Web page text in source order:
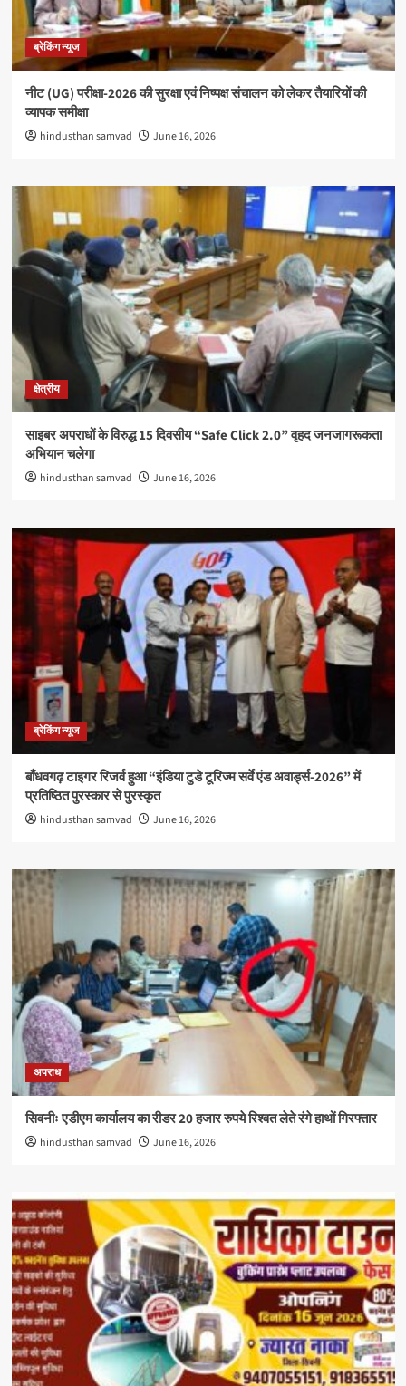
ब्रेकिंग न्यूज
नीट (UG) परीक्षा-2026 की सुरक्षा एवं निष्पक्ष संचालन को लेकर तैयारियों की
व्यापक समीक्षा
hindusthan samvad June 16, 2026
क्षेत्रीय
साइबर अपराधों के विरुद्ध 15 दिवसीय “Safe Click 2.0” वृहद जनजागरूकता
अभियान चलेगा
hindusthan samvad June 16, 2026
ब्रेकिंग न्यूज
बाँधवगढ़ टाइगर रिजर्व हुआ “इंडिया टुडे टूरिज्म सर्वे एंड अवार्ड्स-2026” में
प्रतिष्ठित पुरस्कार से पुरस्कृत
hindusthan samvad June 16, 2026
अपराध
सिवनीः एडीएम कार्यालय का रीडर 20 हजार रुपये रिश्वत लेते रंगे हाथों गिरफ्तार
hindusthan samvad June 16, 2026